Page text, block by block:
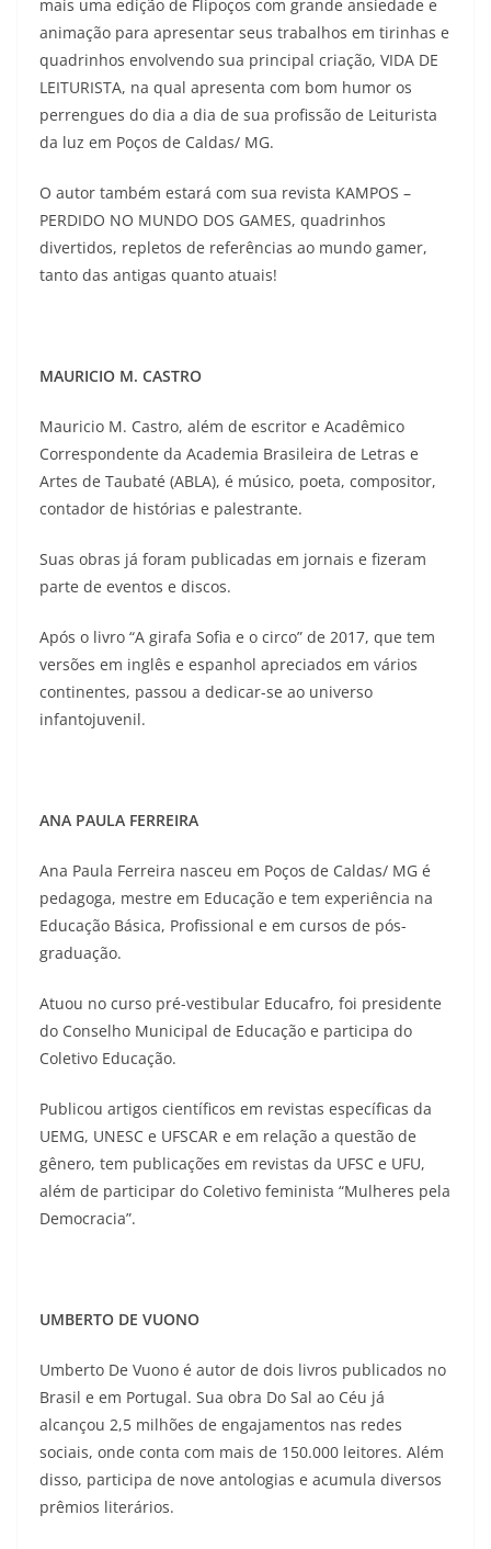
mais uma edição de Flipoços com grande ansiedade e
animação para apresentar seus trabalhos em tirinhas e
quadrinhos envolvendo sua principal criação, VIDA DE
LEITURISTA, na qual apresenta com bom humor os
perrengues do dia a dia de sua profissão de Leiturista
da luz em Poços de Caldas/ MG.
O autor também estará com sua revista KAMPOS –
PERDIDO NO MUNDO DOS GAMES, quadrinhos
divertidos, repletos de referências ao mundo gamer,
tanto das antigas quanto atuais!
MAURICIO M. CASTRO
Mauricio M. Castro, além de escritor e Acadêmico
Correspondente da Academia Brasileira de Letras e
Artes de Taubaté (ABLA), é músico, poeta, compositor,
contador de histórias e palestrante.
Suas obras já foram publicadas em jornais e fizeram
parte de eventos e discos.
Após o livro “A girafa Sofia e o circo” de 2017, que tem
versões em inglês e espanhol apreciados em vários
continentes, passou a dedicar-se ao universo
infantojuvenil.
ANA PAULA FERREIRA
Ana Paula Ferreira nasceu em Poços de Caldas/ MG é
pedagoga, mestre em Educação e tem experiência na
Educação Básica, Profissional e em cursos de pós-
graduação.
Atuou no curso pré-vestibular Educafro, foi presidente
do Conselho Municipal de Educação e participa do
Coletivo Educação.
Publicou artigos científicos em revistas específicas da
UEMG, UNESC e UFSCAR e em relação a questão de
gênero, tem publicações em revistas da UFSC e UFU,
além de participar do Coletivo feminista “Mulheres pela
Democracia”.
UMBERTO DE VUONO
Umberto De Vuono é autor de dois livros publicados no
Brasil e em Portugal. Sua obra Do Sal ao Céu já
alcançou 2,5 milhões de engajamentos nas redes
sociais, onde conta com mais de 150.000 leitores. Além
disso, participa de nove antologias e acumula diversos
prêmios literários.